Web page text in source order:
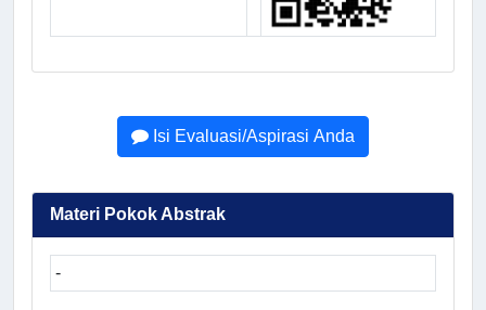
Isi Evaluasi/Aspirasi Anda
Materi Pokok Abstrak
-